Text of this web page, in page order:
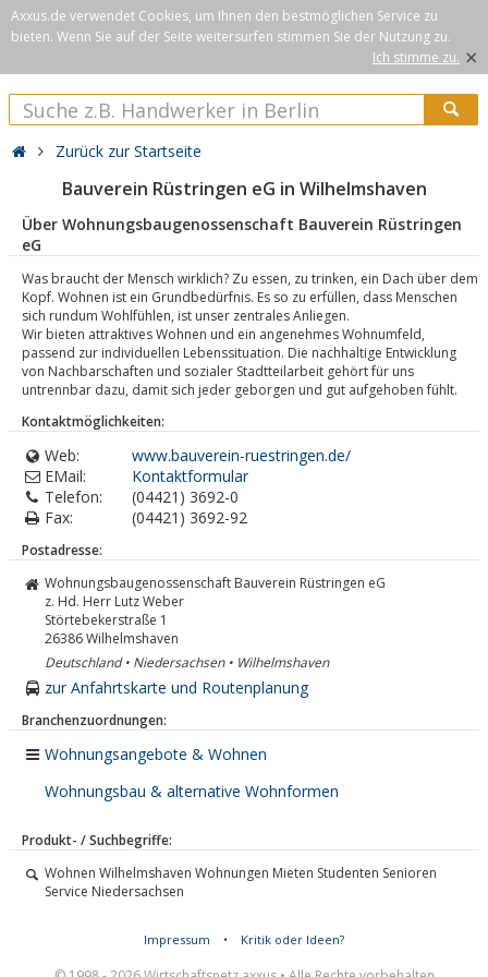
Axxus.de verwendet Cookies, um Ihnen den bestmöglichen Service zu
bieten. Wenn Sie auf der Seite weitersurfen stimmen Sie der Nutzung zu.
Ich stimme zu. ×
Zurück zur Startseite
Bauverein Rüstringen eG in Wilhelmshaven
Über Wohnungsbaugenossenschaft Bauverein Rüstringen
eG
Was braucht der Mensch wirklich? Zu essen, zu trinken, ein Dach über dem
Kopf. Wohnen ist ein Grundbedürfnis. Es so zu erfüllen, dass Menschen
sich rundum Wohlfühlen, ist unser zentrales Anliegen.
Wir bieten attraktives Wohnen und ein angenehmes Wohnumfeld,
passend zur individuellen Lebenssituation. Die nachhaltige Entwicklung
von Nachbarschaften und sozialer Stadtteilarbeit gehört für uns
untrennbar dazu, damit sich jeder geborgen und gut aufgehoben fühlt.
Kontaktmöglichkeiten:
Web:
www.bauverein-ruestringen.de/
EMail:
Kontaktformular
Telefon:
(04421) 3692-0
Fax:
(04421) 3692-92
Postadresse:
Wohnungsbaugenossenschaft Bauverein Rüstringen eG
z. Hd. Herr Lutz Weber
Störtebekerstraße 1
26386Wilhelmshaven
Deutschland • Niedersachsen • Wilhelmshaven
zur Anfahrtskarte und Routenplanung
Branchenzuordnungen:
Wohnungsangebote & Wohnen
Wohnungsbau & alternative Wohnformen
Produkt- / Suchbegriffe:
Wohnen Wilhelmshaven Wohnungen Mieten Studenten Senioren
Service Niedersachsen
Impressum • Kritik oder Ideen?